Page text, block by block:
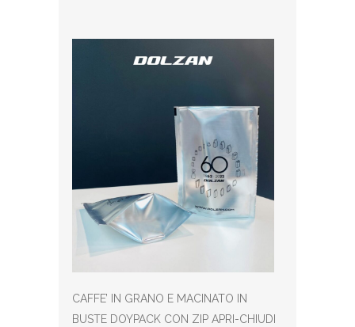
CAFFE’ IN GRANO E MACINATO IN
BUSTE DOYPACK CON ZIP APRI-CHIUDI